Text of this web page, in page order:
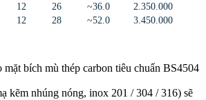
12 26 ~36.0
2.350.000
12 28 ~52.0 3.450.000
mặt bích mù thép carbon tiêu chuẩn BS4504
kẽm nhúng nóng, inox 201 / 304 / 316) sẽ